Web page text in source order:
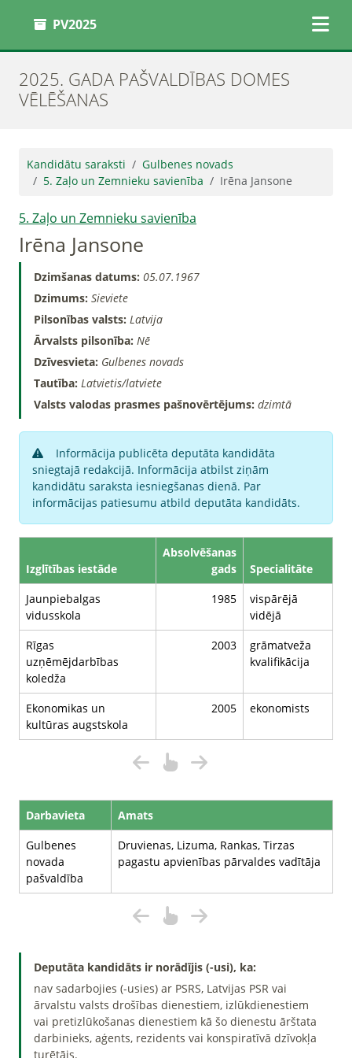
PV2025
2025. GADA PAŠVALDĪBAS DOMES
VĒLĒŠANAS
Kandidātu saraksti
Gulbenes novads
5. Zaļo un Zemnieku savienība
Irēna Jansone
5. Zaļo un Zemnieku savienība
Irēna Jansone
Dzimšanas datums: 05.07.1967
Dzimums: Sieviete
Pilsonības valsts: Latvija
Ārvalsts pilsonība: Nē
Dzīvesvieta: Gulbenes novads
Tautība: Latvietis/latviete
Valsts valodas prasmes pašnovērtējums: dzimtā
Informācija publicēta deputāta kandidāta
sniegtajā redakcijā. Informācija atbilst ziņām
kandidātu saraksta iesniegšanas dienā. Par
informācijas patiesumu atbild deputāta kandidāts.
Izglītības iestāde
Absolvēšanas
gads
Specialitāte
Jaunpiebalgas
vidusskola
1985
vispārējā
vidējā
Rīgas
uzņēmējdarbības
koledža
2003
grāmatveža
kvalifikācija
Ekonomikas un
kultūras augstskola
2005 ekonomists
Darbavieta
Amats
Gulbenes
novada
pašvaldība
Druvienas, Lizuma, Rankas, Tirzas
pagastu apvienības pārvaldes vadītāja
Deputāta kandidāts ir norādījis (-usi), ka:
nav sadarbojies (-usies) ar PSRS, Latvijas PSR vai
ārvalstu valsts drošības dienestiem, izlūkdienestiem
vai pretizlūkošanas dienestiem kā šo dienestu ārštata
darbinieks, aģents, rezidents vai konspiratīvā dzīvokļa
turētājs.